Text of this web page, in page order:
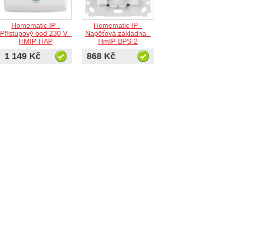
Homematic IP -
Přístupový bod 230 V -
HMIP-HAP
1 149 Kč
Homematic IP -
Napěťová základna -
HmIP-BPS-2
868 Kč